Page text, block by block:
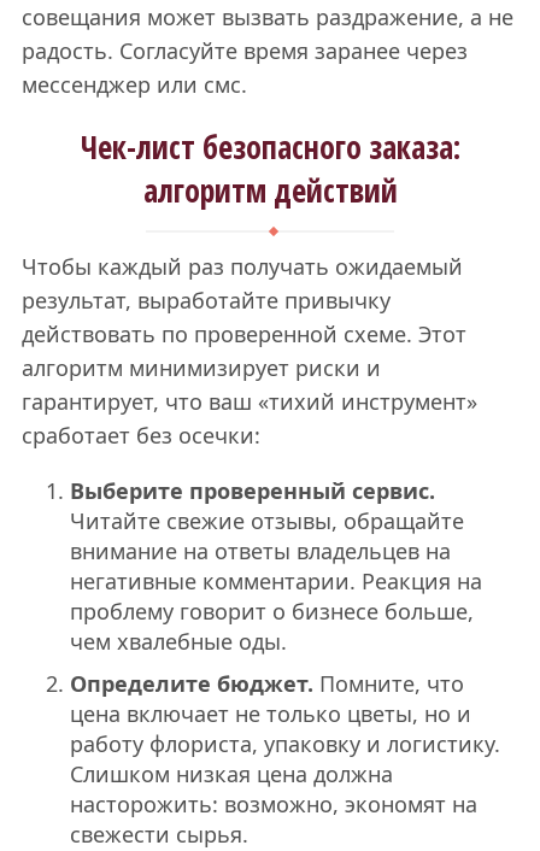
совещания может вызвать раздражение, а не
радость. Согласуйте время заранее через
мессенджер или смс.
Чек-лист безопасного заказа:
алгоритм действий
Чтобы каждый раз получать ожидаемый
результат, выработайте привычку
действовать по проверенной схеме. Этот
алгоритм минимизирует риски и
гарантирует, что ваш «тихий инструмент»
сработает без осечки:
Выберите проверенный сервис.
Читайте свежие отзывы, обращайте
внимание на ответы владельцев на
негативные комментарии. Реакция на
проблему говорит о бизнесе больше,
чем хвалебные оды.
Определите бюджет. Помните, что
цена включает не только цветы, но и
работу флориста, упаковку и логистику.
Слишком низкая цена должна
насторожить: возможно, экономят на
свежести сырья.